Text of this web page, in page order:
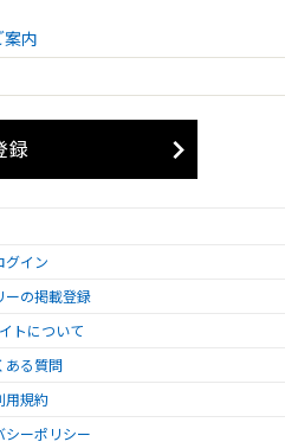
内
グイン
ーの掲載登録
トについて
ある質問
用規約
シーポリシー